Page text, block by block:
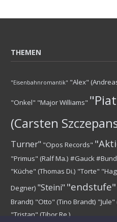
THEMEN
"Eisenbahnromantik" "Alex"
"Onkel" "Major Williams"
(Carsten
Turner" "Opos Records"
"Primus" (Ralf Ma.) #Gauck
"Küche" (Thomas Di.) "Torte"
Degner) "Steini" "endstufe"
Brandt) "Otto" (Tino Brandt) "Jule"
"Tristan" (Tibor Re.)